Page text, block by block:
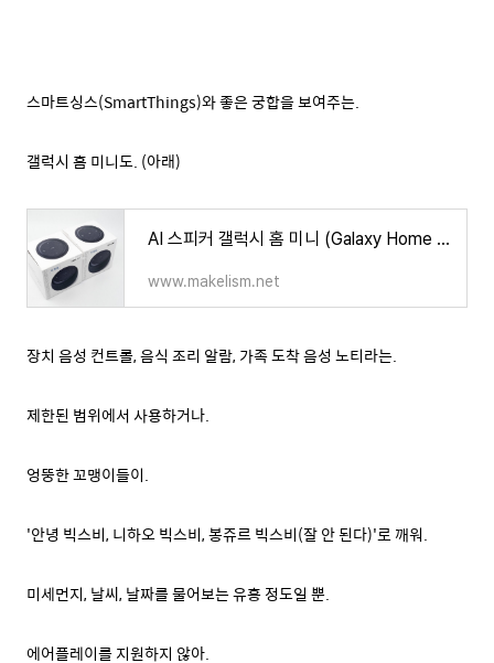
스마트싱스(SmartThings)와 좋은 궁합을 보여주는.
갤럭시 홈 미니도. (아래)
AI 스피커 갤럭시 홈 미니 (Galaxy Home Mini) - 1. 개봉.
www.makelism.net
장치 음성 컨트롤, 음식 조리 알람, 가족 도착 음성 노티라는.
제한된 범위에서 사용하거나.
엉뚱한 꼬맹이들이.
'안녕 빅스비, 니하오 빅스비, 봉쥬르 빅스비(잘 안 된다)'로 깨워.
미세먼지, 날씨, 날짜를 물어보는 유흥 정도일 뿐.
에어플레이를 지원하지 않아.